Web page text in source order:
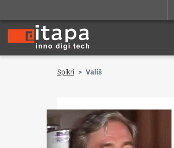
Spíkri Vališ